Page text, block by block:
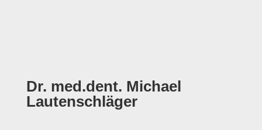
Dr. med.dent. Michael
Lautenschläger